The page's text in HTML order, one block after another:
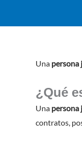
Una persona
¿Qué
Una persona
contratos,